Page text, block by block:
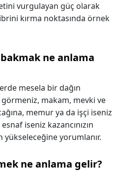
vurgulayan güç olarak
kırma noktasında örnek
ne anlama
mesela bir dağın
makam, mevki ve
memur ya da işçi iseniz
iseniz kazancınızın
yükseleceğine yorumlanır.
ne anlama gelir?